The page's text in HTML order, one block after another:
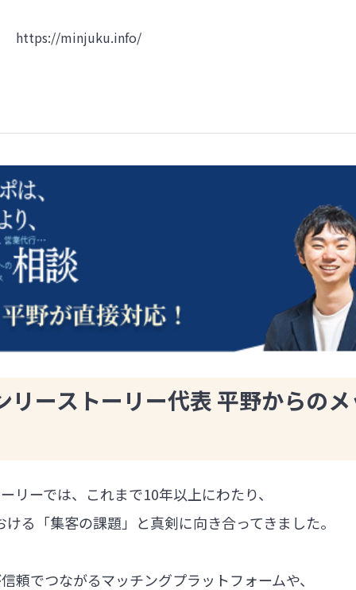
https://minjuku.info/
リーストーリー代表 平野からの
リーでは、これまで10年以上にわたり、
る「集客の課題」と真剣に向き合ってきました。
頼でつながるマッチングプラットフォームや、